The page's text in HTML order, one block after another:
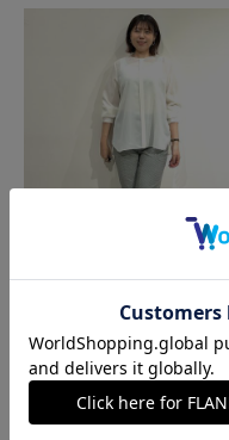
那覇メインプレイスI.T.'S.international